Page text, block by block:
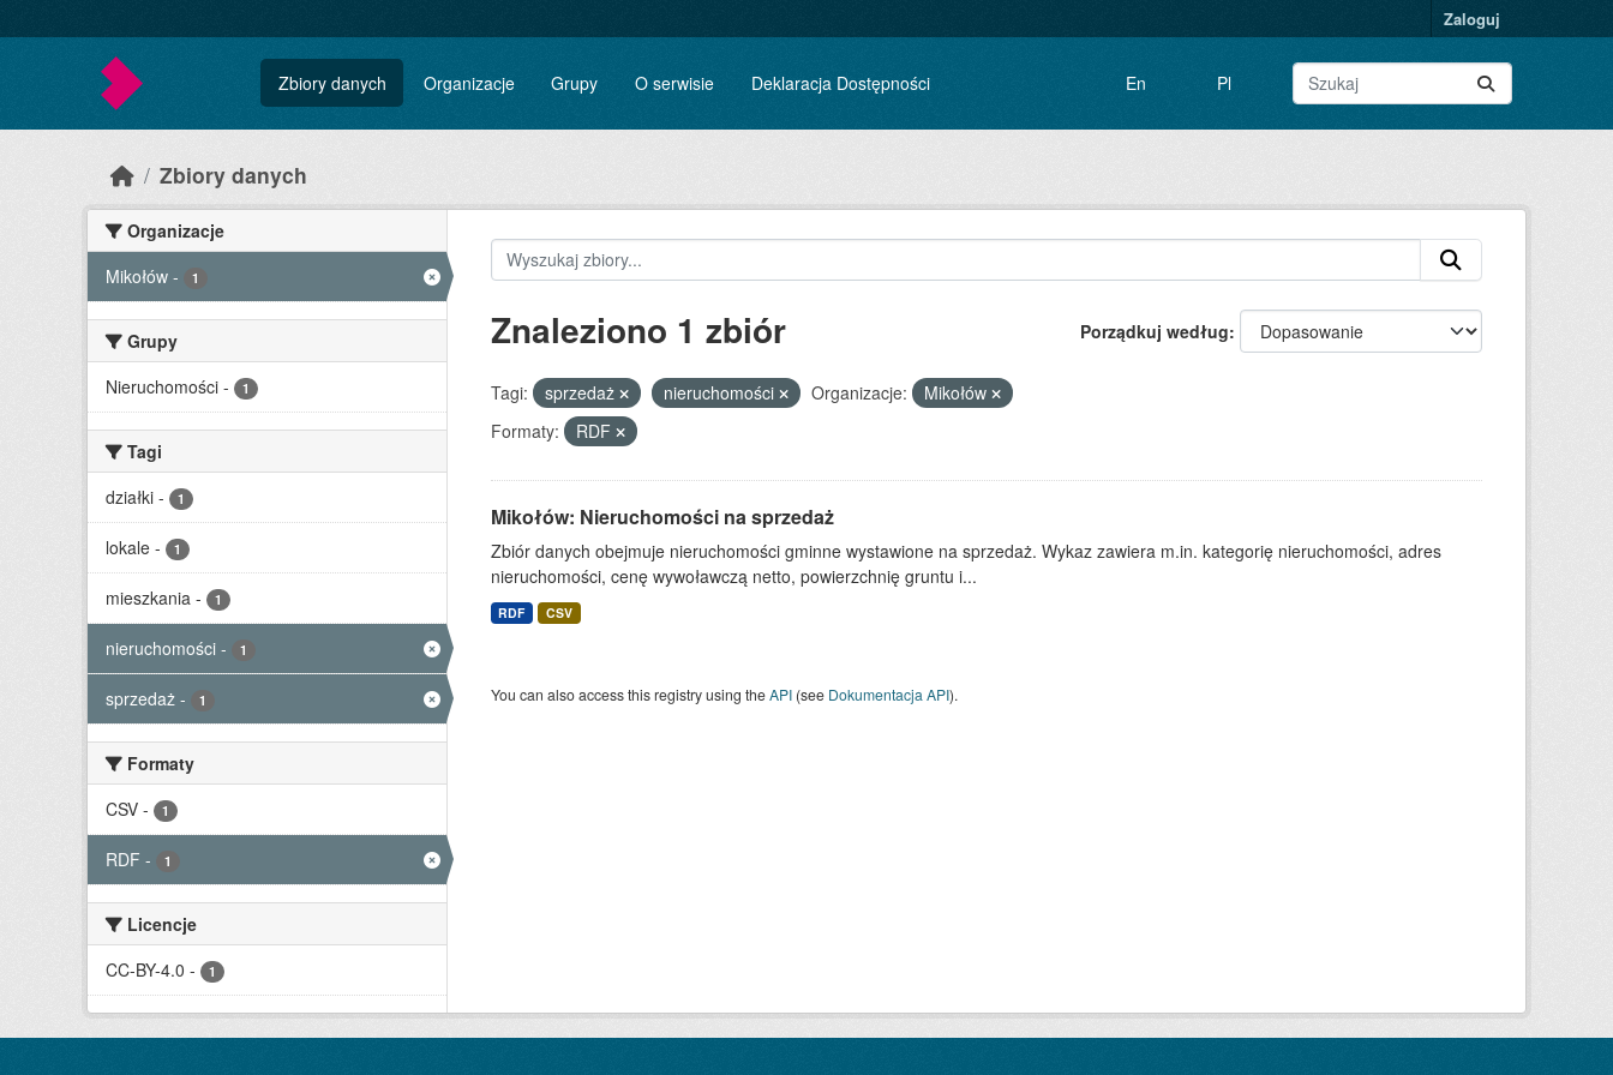
Zaloguj
Zbiory danych Organizacje Grupy O serwisie Deklaracja Dostępności En Pl
Zbiory danych
Organizacje
Mikołów - 1
Grupy
Nieruchomości - 1
Tagi
działki - 1
lokale - 1
mieszkania - 1
nieruchomości - 1
sprzedaż - 1
Formaty
CSV - 1
RDF - 1
Licencje
CC-BY-4.0 - 1
Porządkuj według
Znaleziono 1 zbiór
Tagi: sprzedaż nieruchomości Organizacje:
Mikołów
Formaty:
RDF
Mikołów: Nieruchomości na sprzedaż
Zbiór danych obejmuje nieruchomości gminne wystawione na sprzedaż. Wykaz zawiera m.in. kategorię nieruchomości, adres
nieruchomości, cenę wywoławczą netto, powierzchnię gruntu i...
RDF CSV
You can also access this registry using theAPI(see Dokumentacja API).